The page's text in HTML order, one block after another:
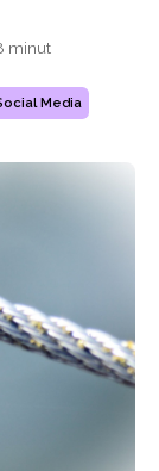
minut
Media